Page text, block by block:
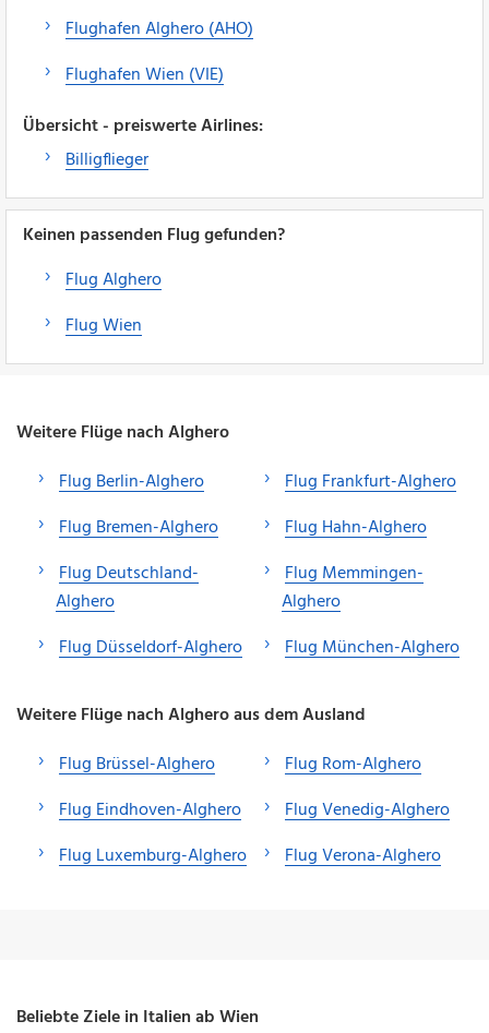
Flughafen Alghero (AHO)
Flughafen Wien (VIE)
Übersicht - preiswerte Airlines:
Billigflieger
Keinen passenden Flug gefunden?
Flug Alghero
Flug Wien
Weitere Flüge nach Alghero
Flug Berlin-Alghero
Flug Bremen-Alghero
Flug Deutschland-
Alghero
Flug Düsseldorf-Alghero
Flug Frankfurt-Alghero
Flug Hahn-Alghero
Flug Memmingen-
Alghero
Flug München-Alghero
Weitere Flüge nach Alghero aus dem Ausland
Flug Brüssel-Alghero
Flug Eindhoven-Alghero
Flug Luxemburg-Alghero
Flug Rom-Alghero
Flug Venedig-Alghero
Flug Verona-Alghero
Beliebte Ziele in Italien ab Wien